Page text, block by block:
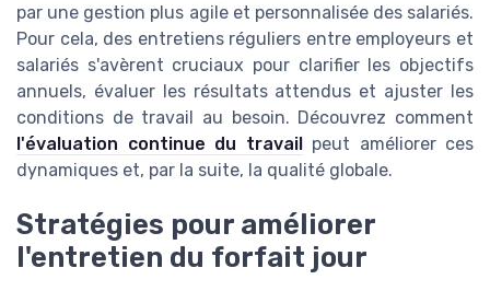
par une gestion plus agile et personnalisée des salariés.
Pour cela, des entretiens réguliers entre employeurs et
salariés s'avèrent cruciaux pour clarifier les objectifs
annuels, évaluer les résultats attendus et ajuster les
conditions de travail au besoin. Découvrez comment
l'évaluation continue du travailpeut améliorer ces
dynamiques et, par la suite, la qualité globale.
Stratégies pour améliorer
l'entretien du forfait jour